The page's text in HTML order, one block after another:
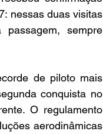
nessas duas visitas
sempre
de piloto mais
conquista no
O regulamento
aerodinâmicas